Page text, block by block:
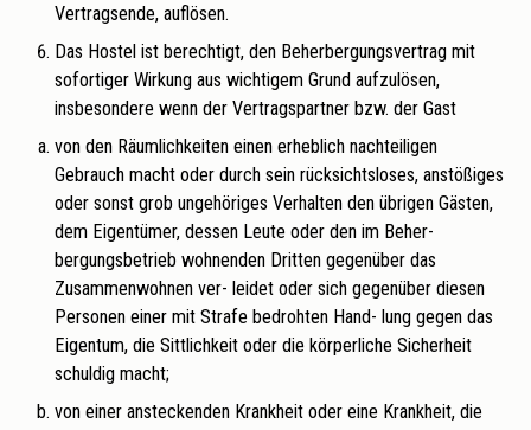
Vertragsende, auflösen.
Das Hostel ist berechtigt, den Beherbergungsvertrag mit
sofortiger Wirkung aus wichtigem Grund aufzulösen,
insbesondere wenn der Vertragspartner bzw. der Gast
von den Räumlichkeiten einen erheblich nachteiligen
Gebrauch macht oder durch sein rücksichtsloses, anstößiges
oder sonst grob ungehöriges Verhalten den übrigen Gästen,
dem Eigentümer, dessen Leute oder den im Beher-
bergungsbetrieb wohnenden Dritten gegenüber das
Zusammenwohnen ver- leidet oder sich gegenüber diesen
Personen einer mit Strafe bedrohten Hand- lung gegen das
Eigentum, die Sittlichkeit oder die körperliche Sicherheit
schuldig macht;
von einer ansteckenden Krankheit oder eine Krankheit, die